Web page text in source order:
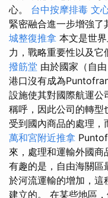
心。 台中按摩排毒 文
緊密融合進一步增強了
城整復推拿 本文是世
力，戰略重要性以及它
撥筋堂 由於國家（自
港口沒有成為
設施使其對國際航運公
稱呼，因此公司的轉型
受到國內商品的處理，
萬和宮附近推拿
來，處理和運輸外國商
有趣的是，自由海關區
於河流運輸的增加，這
建立的。 在某些地區